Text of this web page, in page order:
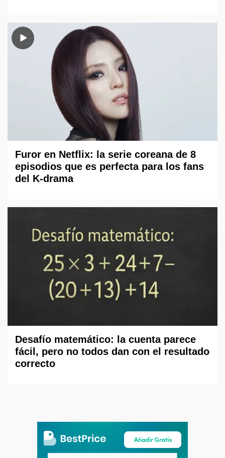
Furor en Netflix: la serie coreana de 8
episodios que es perfecta para los fans
del K-drama
Desafío matemático: la cuenta parece
fácil, pero no todos dan con el resultado
correcto